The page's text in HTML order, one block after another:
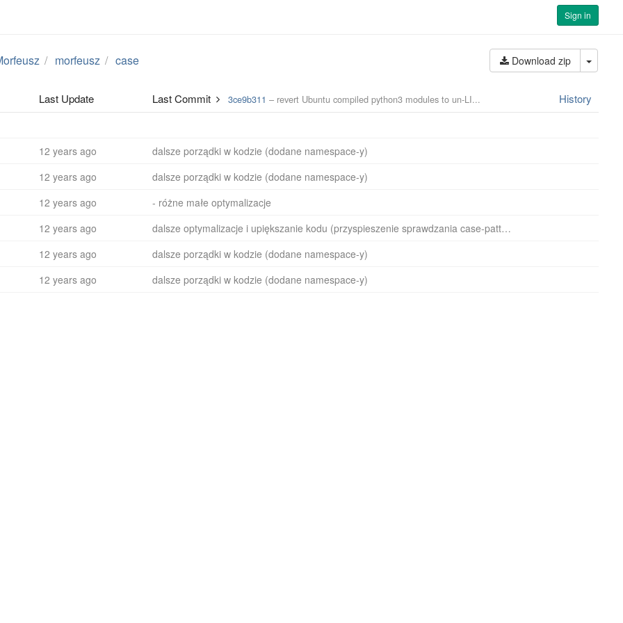
Sign in
Download zip Select
morfeusz case
Last Update Last Commit 3ce9b311 – revert Ubuntu compiled python3 modules to un-LI... History
12 years ago
dalsze porządki w kodzie (dodane namespace-y)
12 years ago
dalsze porządki w kodzie (dodane namespace-y)
12 years ago
- różne małe optymalizacje
12 years ago
dalsze optymalizacje i upiększanie kodu (przyspieszenie sprawdzania case-pattern
12 years ago
dalsze porządki w kodzie (dodane namespace-y)
12 years ago dalsze porządki w kodzie (dodane namespace-y)